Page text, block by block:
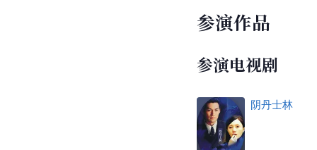
参演作品
参演电视剧
阴丹士林